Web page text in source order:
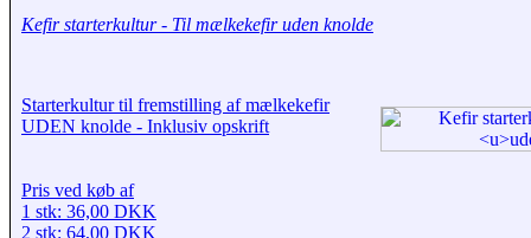
Kefir starterkultur - Til mælkekefiruden knolde
Starterkultur til fremstilling af mælkekefir
UDEN knolde - Inklusiv opskrift
Pris ved køb af
1 stk: 36,00 DKK
2 stk: 64,00 DKK